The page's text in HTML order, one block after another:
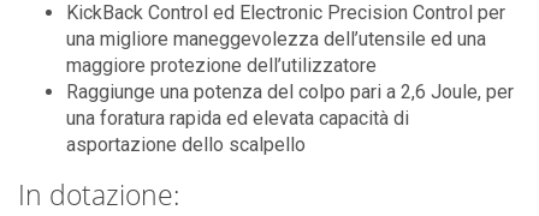
KickBack Control ed Electronic Precision Control per
una migliore maneggevolezza dell’utensile ed una
maggiore protezione dell’utilizzatore
Raggiunge una potenza del colpo pari a 2,6 Joule, per
una foratura rapida ed elevata capacità di
asportazione dello scalpello
In dotazione: